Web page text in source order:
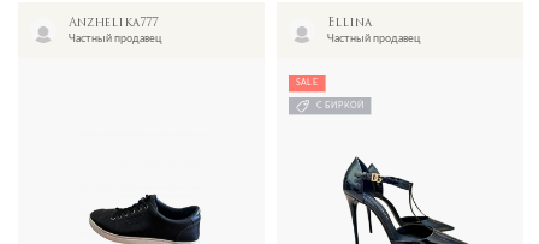
Anzhelika777
Частный продавец
Ellina
Частный продавец
SALE
С БИРКОЙ